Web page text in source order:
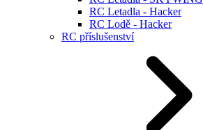
RC Letadla - Hacker
RC Lodě - Hacker
RC příslušenství